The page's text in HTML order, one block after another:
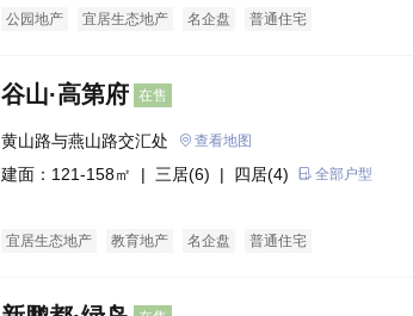
公园地产 宜居生态地产 名企盘 普通住宅
谷山·高第府 在售
黄山路与燕山路交汇处 查看地图
建面：121-158㎡ | 三居(6) | 四居(4) 全部户型
宜居生态地产 教育地产 名企盘 普通住宅